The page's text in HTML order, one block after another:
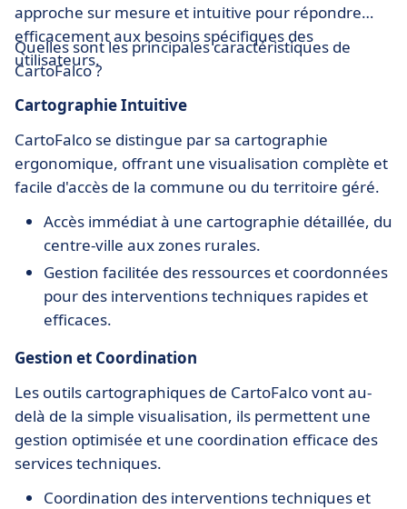
approche sur mesure et intuitive pour répondre
efficacement aux besoins spécifiques des
utilisateurs.
Quelles sont les principales caractéristiques de
CartoFalco ?
Cartographie Intuitive
CartoFalco se distingue par sa cartographie
ergonomique, offrant une visualisation complète et
facile d'accès de la commune ou du territoire géré.
Accès immédiat à une cartographie détaillée, du
centre-ville aux zones rurales.
Gestion facilitée des ressources et coordonnées
pour des interventions techniques rapides et
efficaces.
Gestion et Coordination
Les outils cartographiques de CartoFalco vont au-
delà de la simple visualisation, ils permettent une
gestion optimisée et une coordination efficace des
services techniques.
Coordination des interventions techniques et